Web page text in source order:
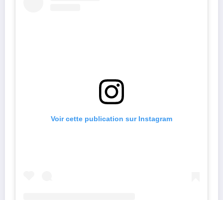
Voir cette publication sur Instagram